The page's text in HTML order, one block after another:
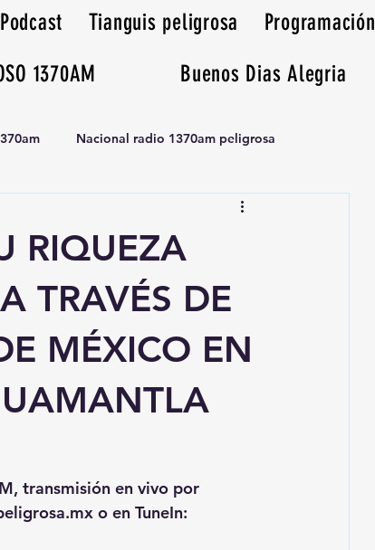
Podcast Tianguis peligrosa
Programación
1370AM Buenos Dias Alegria
Nacional radio 1370am peligrosa
RIQUEZA
TRAVÉS DE
MÉXICO EN
, transmisión en vivo por
o en TuneIn: